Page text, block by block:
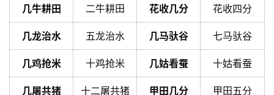
几牛耕田 二牛耕田 花收几分 花收四分
几龙治水 五龙治水 几马驮谷 七马驮谷
几鸡抢米 十鸡抢米 几姑看蚕 十姑看蚕
几屠共猪 十二屠共猪 甲田几分 甲田五分